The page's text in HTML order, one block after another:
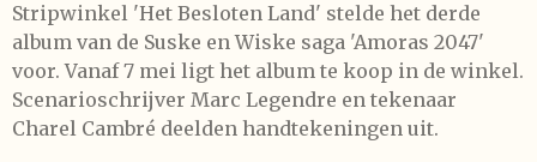
Stripwinkel 'Het Besloten Land' stelde het derde
album van de Suske en Wiske saga 'Amoras 2047'
voor. Vanaf 7 mei ligt het album te koop in de winkel.
Scenarioschrijver Marc Legendre en tekenaar
Charel Cambré deelden handtekeningen uit.